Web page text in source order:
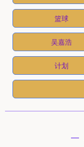
篮球
吴嘉浩
计划